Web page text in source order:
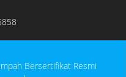
Bersertifikat Resmi